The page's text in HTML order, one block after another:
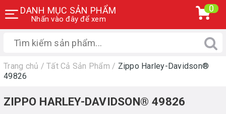
DANH MỤC SẢN PHẨM
Nhấn vào đây để xem
0
Trang chủ / Tất Cả Sản Phẩm / Zippo Harley-Davidson®
49826
ZIPPO HARLEY-DAVIDSON® 49826